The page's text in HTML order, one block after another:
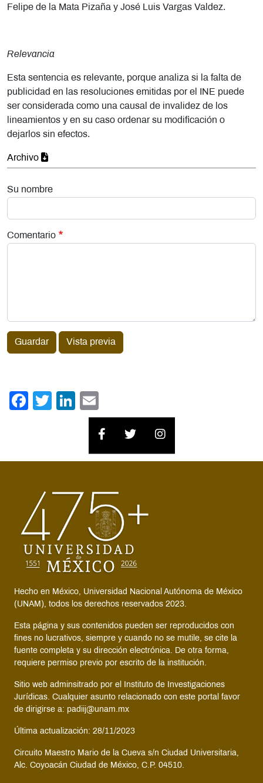
Felipe de la Mata Pizaña y José Luis Vargas Valdez.
Relevancia
Esta sentencia es relevante, porque analiza si la falta de
publicidad en las resoluciones emitidas por el INE puede
ser considerada como una causal de invalidez de los
lineamientos y en su caso ordenar su modificación o
dejarlos sin efectos.
Archivo
Su nombre
Comentario
Guardar Vista previa
Facebook
TwitterLinkedIn
Hecho en México, Universidad Nacional Autónoma de México
(UNAM), todos los derechos reservados 2023.
Esta página y sus contenidos pueden ser reproducidos con
fines no lucrativos, siempre y cuando no se mutile, se cite la
fuente completa y su dirección electrónica. De otra forma,
requiere permiso previo por escrito de la institución.
Sitio web adminsitrado por el Instituto de Investigaciones
Jurídicas. Cualquier asunto relacionado con este portal favor
de dirigirse a: padiij@unam.mx
Última actualización: 28/11/2023
Circuito Maestro Mario de la Cueva s/n Ciudad Universitaria,
Alc. Coyoacán Ciudad de México, C.P. 04510.